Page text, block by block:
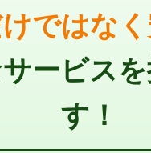
脱着
タンク）
水栓（壁付・デッキ
ではな
ービス
す！